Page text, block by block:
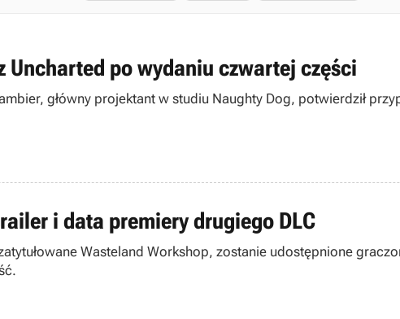
Uncharted po wydaniu czwartej części
główny projektant w studiu Naughty Dog, potwierdził
i data premiery drugiego DLC
Wasteland Workshop, zostanie udostępnione